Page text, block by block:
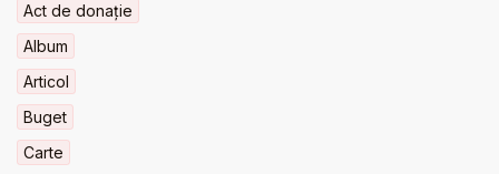
Act de donație
Album
Articol
Buget
Carte